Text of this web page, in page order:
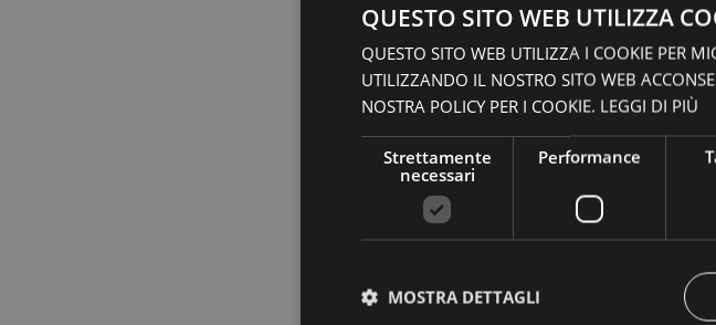
QUESTO SITO WEB UTILIZZA
QUESTO SITO WEB UTILIZZA I COOKIE PER
UTILIZZANDO IL NOSTRO SITO WEB
NOSTRA POLICY PER I COOKIE. LEGGI DI PIÙ
Strettamente
necessari
Performance
MOSTRA DETTAGLI